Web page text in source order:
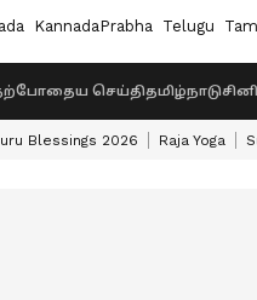
KannadaPrabha Telugu
செய்திதமிழ்நாடு
Blessings 2026 Raja Yoga